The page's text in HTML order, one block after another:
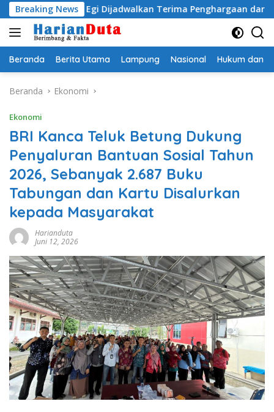
Langsung
ke
konten
Breaking News
Egi Dijadwalkan Terima Penghargaan dari HKBP
Beranda Berita Utama Lampung Nasional Hukum dan
Beranda Ekonomi
Ekonomi
BRI Kanca Teluk Betung Dukung
Penyaluran Bantuan Sosial Tahun
2026, Sebanyak 2.687 Buku
Tabungan dan Kartu Disalurkan
kepada Masyarakat
Harianduta
Juni 12, 2026